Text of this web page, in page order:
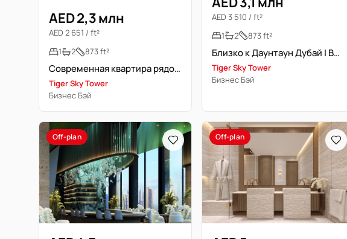
AED 2,3 млн
AED 2 651 / ft²
1
2 873 ft²
Современная квартира рядом с метро Business Bay
Tiger Sky Tower
Бизнес Бэй
AED 3 510 / ft²
1
2 873 ft²
Близко к Даунтаун Дубай | Высокий этаж
Tiger Sky Tower
Бизнес Бэй
Off-plan Off-plan